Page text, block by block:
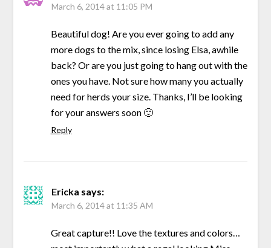
March 6, 2014 at 11:05 PM
Beautiful dog! Are you ever going to add any
more dogs to the mix, since losing Elsa, awhile
back? Or are you just going to hang out with the
ones you have. Not sure how many you actually
need for herds your size. Thanks, I’ll be looking
for your answers soon 🙂
Reply
Ericka says:
March 6, 2014 at 11:35 AM
Great capture!! Love the textures and colors…